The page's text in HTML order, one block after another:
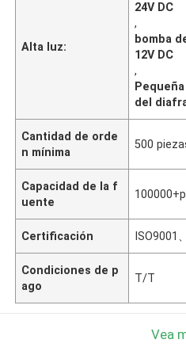
Alta luz:
24V DC
,
bomba
12V DC
,
del
Cantidad de orde
n mínima
500
Capacidad de la f
uente
Certificación ISO9001
Condiciones de p
ago
T/T
Vea